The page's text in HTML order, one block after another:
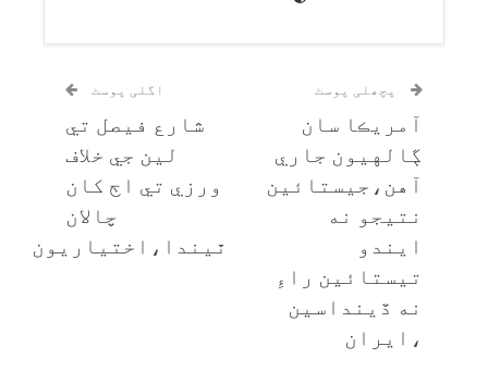
پچھلی پوسٹ
آمريڪا سان
ڳالهيون جاري
آهن،جيستائين
نتيجو نه
ايندو
تيستائين راءِ
نه ڏينداسين
،ايران
اگلی پوسٹ
شارع فيصل تي
لين جي خلاف
ورزي تي اڄ کان
چالان
ٿيندا،اختياريون